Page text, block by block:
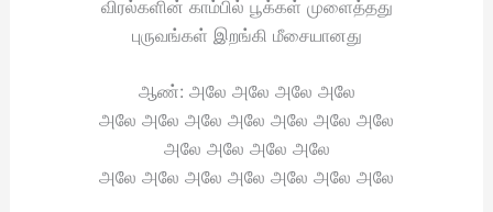
விரல்களின் காம்பில் பூக்கள் முளைத்தது
புருவங்கள் இறங்கி மீசையானது
ஆண்: அலே அலே அலே அலே
அலே அலே அலே அலே அலே அலே அலே
அலே அலே அலே அலே
அலே அலே அலே அலே அலே அலே அலே